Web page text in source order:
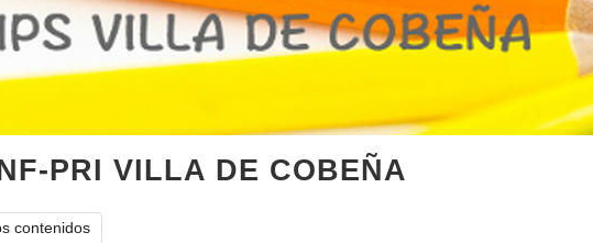
PRI VILLA DE COBEÑA
contenidos